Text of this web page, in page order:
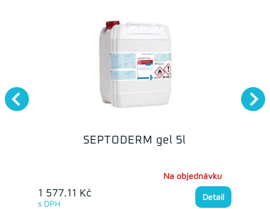
SEPTODERM gel 5l
1 577.11 Kč
s DPH
Na objednávku
Detail